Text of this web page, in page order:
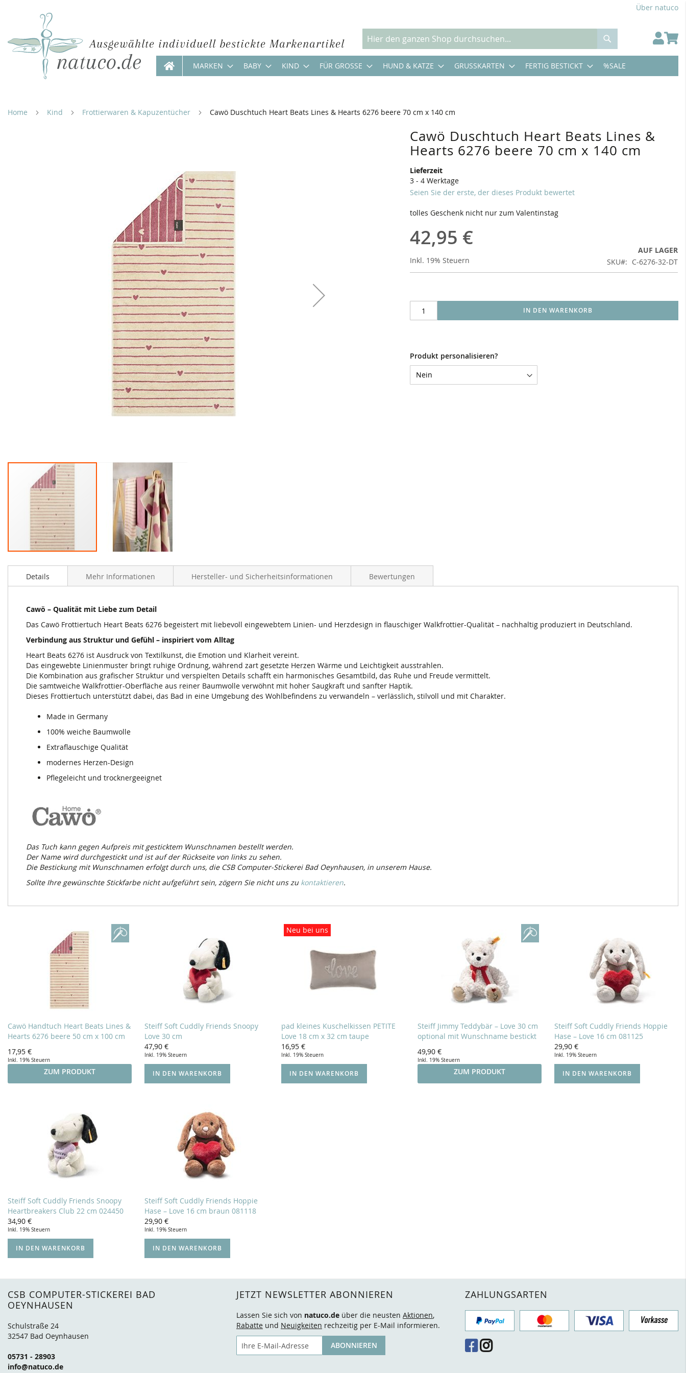
Über natuco
Ausgewählte individuell bestickte Markenartikel Suche
MARKEN BABY KIND FÜR GROSSE HUND & KATZE GRUSSKARTEN FERTIG BESTICKT %SALE
Inhalt
Home Kind Frottierwaren & Kapuzentücher Cawö Duschtuch Heart Beats Lines & Hearts 6276 beere 70 cm x 140 cm
Cawö Duschtuch Heart Beats Lines &
Hearts 6276 beere 70 cm x 140 cm
Lieferzeit
3 - 4 Werktage
Seien Sie der erste, der dieses Produkt bewertet
tolles Geschenk nicht nur zum Valentinstag
42,95 €
Inkl. 19% Steuern
AUF LAGER
SKU
C-6276-32-DT
IN DEN WARENKORB
Produkt personalisieren?
Anfang
Bildergalerie
Details
Cawö – Qualität mit Liebe zum Detail
Das Cawö Frottiertuch Heart Beats 6276 begeistert mit liebevoll eingewebtem Linien- und Herzdesign in flauschiger Walkfrottier-Qualität – nachhaltig produziert in Deutschland.
Verbindung aus Struktur und Gefühl – inspiriert vom Alltag
Heart Beats 6276 ist Ausdruck von Textilkunst, die Emotion und Klarheit vereint.
Das eingewebte Linienmuster bringt ruhige Ordnung, während zart gesetzte Herzen Wärme und Leichtigkeit ausstrahlen.
Die Kombination aus grafischer Struktur und verspielten Details schafft ein harmonisches Gesamtbild, das Ruhe und Freude vermittelt.
Die samtweiche Walkfrottier-Oberfläche aus reiner Baumwolle verwöhnt mit hoher Saugkraft und sanfter Haptik.
Dieses Frottiertuch unterstützt dabei, das Bad in eine Umgebung des Wohlbefindens zu verwandeln – verlässlich, stilvoll und mit Charakter.
Made in Germany
100% weiche Baumwolle
Extraflauschige Qualität
modernes Herzen-Design
Pflegeleicht und trocknergeeignet
Das Tuch kann gegen Aufpreis mit gesticktem Wunschnamen bestellt werden.
Der Name wird durchgestickt und ist auf der Rückseite von links zu sehen.
Die Bestickung mit Wunschnamen erfolgt durch uns, die CSB Computer-Stickerei Bad Oeynhausen, in unserem Hause.
Sollte Ihre gewünschte Stickfarbe nicht aufgeführt sein, zögern Sie nicht uns zu kontaktieren.
Mehr Informationen Hersteller- und Sicherheitsinformationen Bewertungen
Cawö Handtuch Heart Beats Lines &
Hearts 6276 beere 50 cm x 100 cm
17,95 €
Inkl. 19% Steuern
ZUM PRODUKT
Steiff Soft Cuddly Friends Snoopy
Love 30 cm
47,90 €
Inkl. 19% Steuern
IN DEN WARENKORB
pad kleines Kuschelkissen PETITE
Love 18 cm x 32 cm taupe
Neu bei uns
16,95 €
Inkl. 19% Steuern
IN DEN WARENKORB
Steiff Jimmy Teddybär – Love 30 cm
optional mit Wunschname bestickt
49,90 €
Inkl. 19% Steuern
ZUM PRODUKT
Steiff Soft Cuddly Friends Hoppie
Hase – Love 16 cm 081125
29,90 €
Inkl. 19% Steuern
IN DEN WARENKORB
Steiff Soft Cuddly Friends Snoopy
Heartbreakers Club 22 cm 024450
34,90 €
Inkl. 19% Steuern
IN DEN WARENKORB
Steiff Soft Cuddly Friends Hoppie
Hase – Love 16 cm braun 081118
29,90 €
Inkl. 19% Steuern
IN DEN WARENKORB
CSB COMPUTER-STICKEREI BAD
OEYNHAUSEN
Schulstraße 24
32547 Bad Oeynhausen
05731 - 28903
info@natuco.de
JETZT NEWSLETTER ABONNIEREN
Lassen Sie sich von natuco.de über die neusten Aktionen,
Rabatte und Neuigkeiten rechzeitig per E-Mail informieren.
E-Mail
ABONNIEREN
ZAHLUNGSARTEN